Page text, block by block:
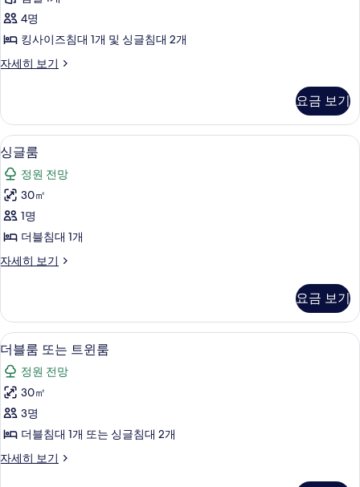
필
터
위
트
진
두
보
기
4명
킹사이즈침대 1개 및 싱글침대 2개
자세히 보기
클
위
트
자
세
히
보
기
요금 보기
싱
글
룸
사
진
두
기
5
싱글룸
정원 전망
30㎡
1명
더블침대 1개
자세히 보기
싱
세
히
보
기
요금 보기
더
블
룸
또
는
윈
5
더블룸 또는 트윈룸
정원 전망
30㎡
3명
더블침대 1개 또는 싱글침대 2개
자세히 보기
더